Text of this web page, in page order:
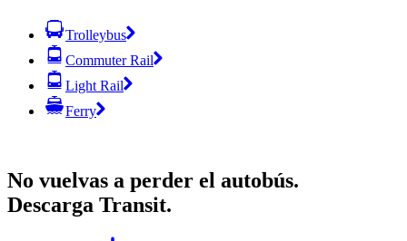
Trolleybus
Commuter Rail
Light Rail
Ferry
No vuelvas a perder el autobús.
Descarga Transit.